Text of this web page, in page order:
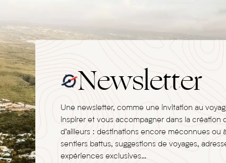
Newsletter
Une newsletter, comme une invitation au
inspirer et vous accompagner dans la création
d’ailleurs : destinations encore méconnues ou
sentiers battus, suggestions de voyages,
expériences exclusives…